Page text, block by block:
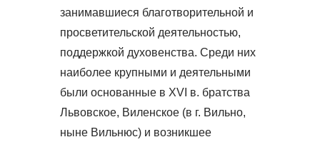
занимавшиеся благотворительной и
просветительской деятельностью,
поддержкой духовенства. Среди них
наиболее крупными и деятельными
были основанные в XVI в. братства
Львовское, Виленское (в г. Вильно,
ныне Вильнюс) и возникшее